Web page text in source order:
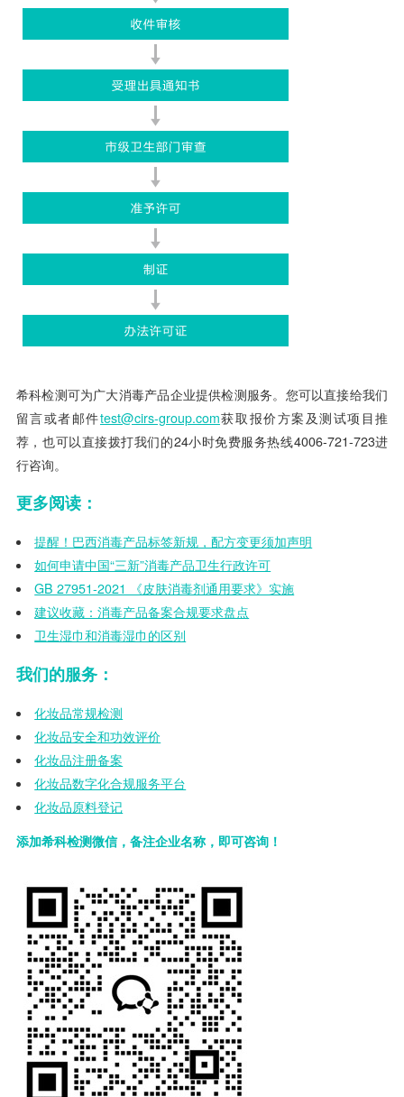
希科检测可为广大消毒产品企业提供检测服务。您可以直接给我们
留言或者邮件test@cirs-group.com获取报价方案及测试项目推
荐，也可以直接拨打我们的24小时免费服务热线4006-721-723进
行咨询。
更多阅读：
提醒！巴西消毒产品标签新规，配方变更须加声明
如何申请中国“三新”消毒产品卫生行政许可
GB 27951-2021 《皮肤消毒剂通用要求》实施
建议收藏：消毒产品备案合规要求盘点
卫生湿巾和消毒湿巾的区别
我们的服务：
化妆品常规检测
化妆品安全和功效评价
化妆品注册备案
化妆品数字化合规服务平台
化妆品原料登记
添加希科检测微信，备注企业名称，即可咨询！